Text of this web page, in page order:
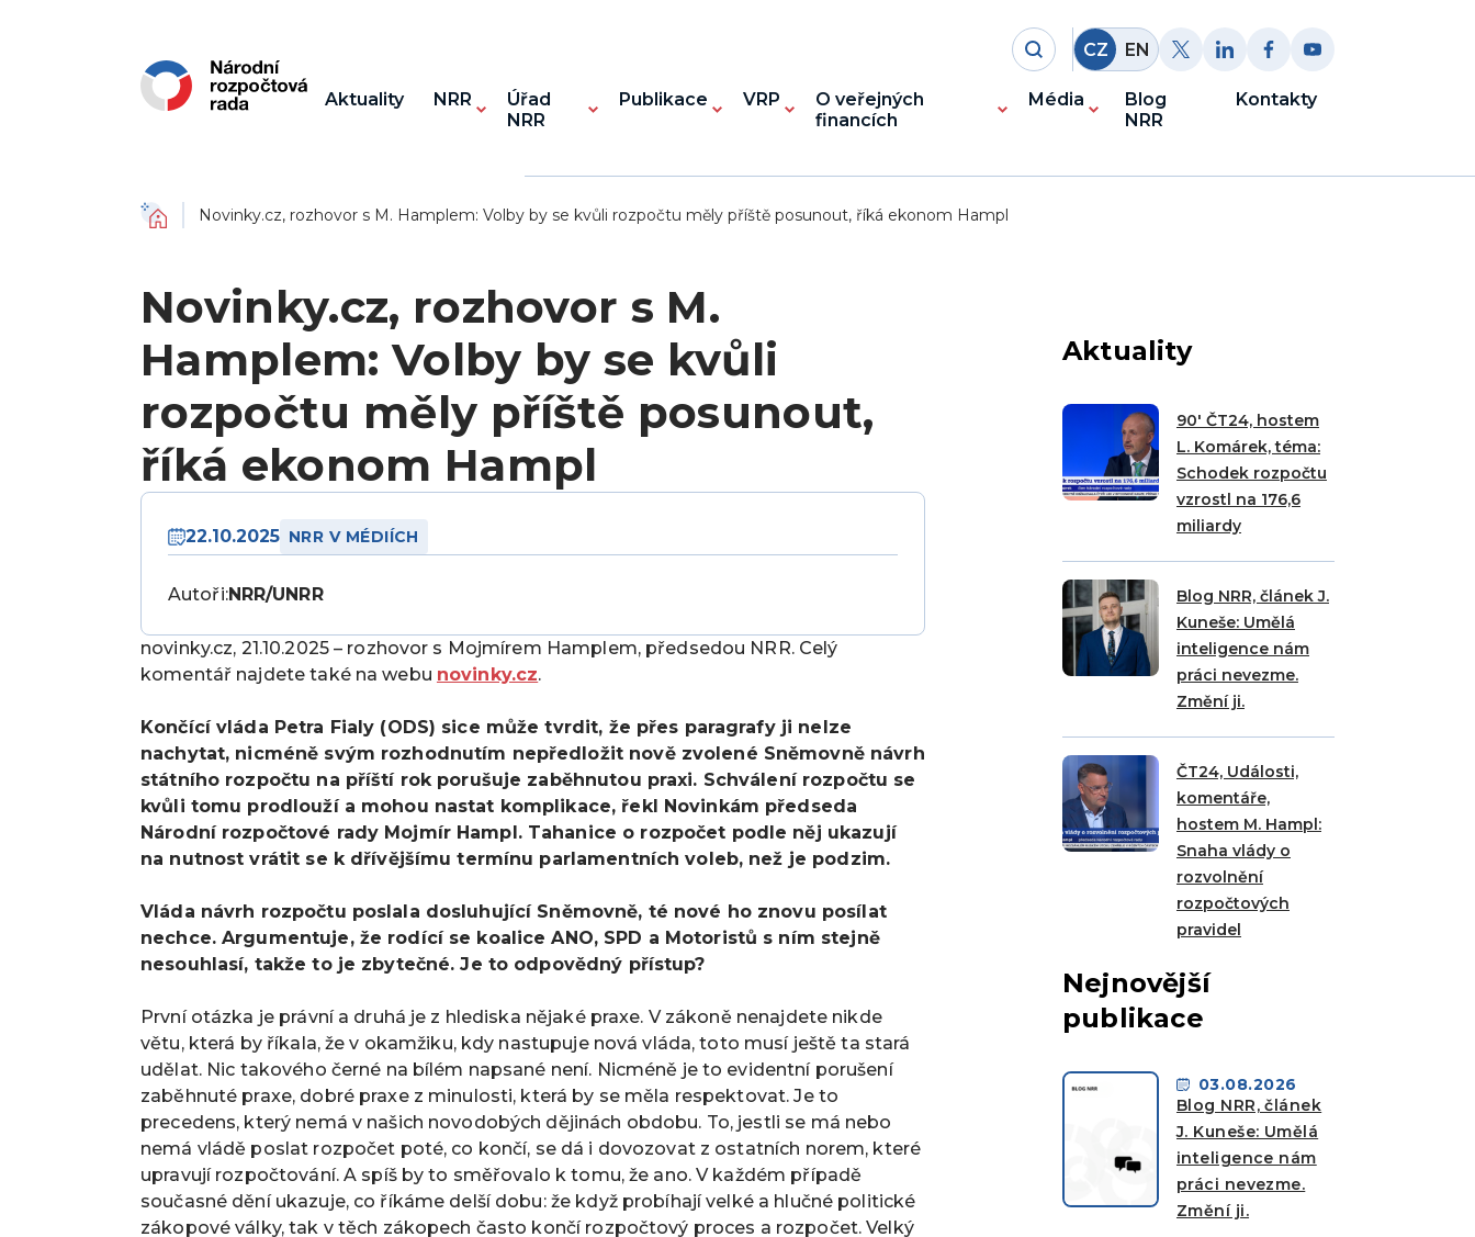
CZ EN
Aktuality NRR
Úřad
NRR
Publikace VRP
O veřejných
financích
Média
Blog
NRR
Kontakty
Domů Novinky.cz, rozhovor s M. Hamplem: Volby by se kvůli rozpočtu měly příště posunout, říká ekonom Hampl
Novinky.cz, rozhovor s M.
Hamplem: Volby by se kvůli
rozpočtu měly příště posunout,
říká ekonom Hampl
22.10.2025 NRR V MÉDIÍCH
Autoři:NRR/UNRR
novinky.cz, 21.10.2025 – rozhovor s Mojmírem Hamplem, předsedou NRR. Celý
komentář najdete také na webu novinky.cz.
Končící vláda Petra Fialy (ODS) sice může tvrdit, že přes paragrafy ji nelze
nachytat, nicméně svým rozhodnutím nepředložit nově zvolené Sněmovně návrh
státního rozpočtu na příští rok porušuje zaběhnutou praxi. Schválení rozpočtu se
kvůli tomu prodlouží a mohou nastat komplikace, řekl Novinkám předseda
Národní rozpočtové rady Mojmír Hampl. Tahanice o rozpočet podle něj ukazují
na nutnost vrátit se k dřívějšímu termínu parlamentních voleb, než je podzim.
Vláda návrh rozpočtu poslala dosluhující Sněmovně, té nové ho znovu posílat
nechce. Argumentuje, že rodící se koalice ANO, SPD a Motoristů s ním stejně
nesouhlasí, takže to je zbytečné. Je to odpovědný přístup?
První otázka je právní a druhá je z hlediska nějaké praxe. V zákoně nenajdete nikde
větu, která by říkala, že v okamžiku, kdy nastupuje nová vláda, toto musí ještě ta stará
udělat. Nic takového černé na bílém napsané není. Nicméně je to evidentní porušení
zaběhnuté praxe, dobré praxe z minulosti, která by se měla respektovat.Je to
precedens, který nemá v našich novodobých dějinách obdobu. To, jestli se má nebo
nemá vládě poslat rozpočet poté, co končí, se dá i dovozovat z ostatních norem, které
upravují rozpočtování. A spíš by to směřovalo k tomu, že ano. V každém případě
současné dění ukazuje, co říkáme delší dobu: že když probíhají velké a hlučné politické
zákopové války, tak v těch zákopech často končí rozpočtový proces a rozpočet. Velký
Aktuality
90′ ČT24, hostem
L. Komárek, téma:
Schodek rozpočtu
vzrostl na 176,6
miliardy
Blog NRR, článek J.
Kuneše: Umělá
inteligence nám
práci nevezme.
Změní ji.
ČT24, Události,
komentáře,
hostem M. Hampl:
Snaha vlády o
rozvolnění
rozpočtových
pravidel
Nejnovější
publikace
03.08.2026
Blog NRR, článek
J. Kuneše: Umělá
inteligence nám
práci nevezme.
Změní ji.